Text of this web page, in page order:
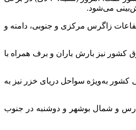
می‌شود.
ارتفاعات زاگرس مرکزی و جنوبی، دامنه و
جنوبی، شرق و شمال شرق کشور نیز بارش باران و برف همراه با
شمال غرب و غرب کشور، بارش برف و کولاک برف پدیده غالب خواهد بود و روز سه‌شنبه (۹ دی‌) نیمه شمالی کشور به‌ویژه سواحل دریای خزر نیز به
غرب فارس و شمال بوشهر و دوشنبه در جنوب